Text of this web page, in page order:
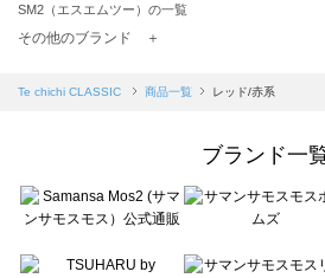
SM2（エスエムツー）の一覧
TSUHARU by Samansa Mos2（ツハルバイサマンサ
Samansa Mos2 blue（サマンサモスモス ブルー）の
Te chichi（テチチ）の一覧
Te chichi CLASSIC（テチチ クラシック）の一覧
Lugnoncure（ルノンキュール）の一覧
その他のブランド ＋
Te chichi CLASSIC 商品一覧 レッド/赤系
ブランド一